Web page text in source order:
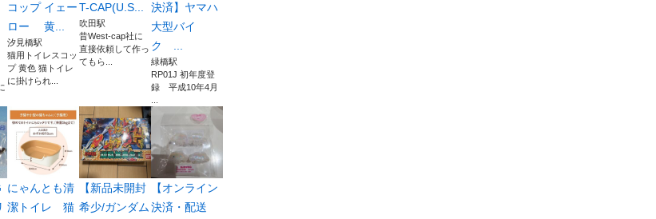
コップ イェー
ロー 黄...
汐見橋駅
猫用トイレスコッ
プ 黄色 猫トイレ
に掛けられ...
T-CAP(U.S...
吹田駅
昔West-cap社に
直接依頼して作っ
てもら...
決済】ヤマハ
大型バイ
ク ...
緑橋駅
RP01J 初年度登
録 平成10年4月
にゃんとも清
潔トイレ 猫
【新品未開封
希少/ガンダム
【オンライン
決済・配送